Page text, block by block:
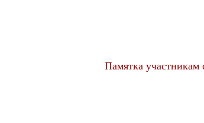
Памятка